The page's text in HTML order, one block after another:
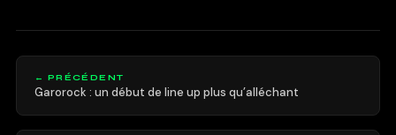
← PRÉCÉDENT
Garorock : un début de line up plus qu’alléchant